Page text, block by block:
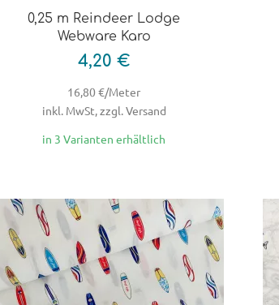
0,25 m Reindeer Lodge
Webware Karo
4,20 €
16,80 €/Meter
inkl. MwSt, zzgl. Versand
in 3 Varianten erhältlich